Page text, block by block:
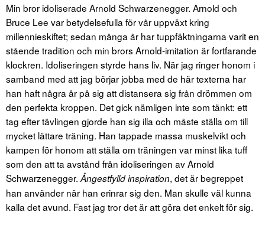
Min bror idoliserade Arnold Schwarzenegger. Arnold och
Bruce Lee var betydelsefulla för vår uppväxt kring
millennieskiftet; sedan många år har tuppfäktningarna varit en
stående tradition och min brors Arnold-imitation är fortfarande
klockren. Idoliseringen styrde hans liv. När jag ringer honom i
samband med att jag börjar jobba med de här texterna har
han haft några år på sig att distansera sig från drömmen om
den perfekta kroppen. Det gick nämligen inte som tänkt: ett
tag efter tävlingen gjorde han sig illa och måste ställa om till
mycket lättare träning. Han tappade massa muskelvikt och
kampen för honom att ställa om träningen var minst lika tuff
som den att ta avstånd från idoliseringen av Arnold
Schwarzenegger. Ångestfylld inspiration, det är begreppet
han använder när han erinrar sig den. Man skulle väl kunna
kalla det avund. Fast jag tror det är att göra det enkelt för sig.